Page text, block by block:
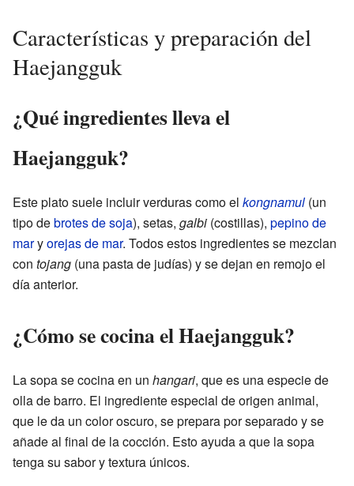
Características y preparación del
Haejangguk
¿Qué ingredientes lleva el
Haejangguk?
Este plato suele incluir verduras como el kongnamul (un
tipo debrotes de soja), setas, galbi (costillas), pepino de
maryorejas de mar. Todos estos ingredientes se mezclan
con tojang (una pasta de judías) y se dejan en remojo el
día anterior.
¿Cómo se cocina el Haejangguk?
La sopa se cocina en un hangari, que es una especie de
olla de barro. El ingrediente especial de origen animal,
que le da un color oscuro, se prepara por separado y se
añade al final de la cocción. Esto ayuda a que la sopa
tenga su sabor y textura únicos.